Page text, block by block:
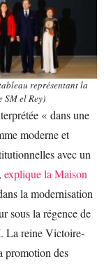
représentant la
SM el Rey)
« dans une
moderne et
avec un
explique la Maison
la modernisation
sous la régence de
La reine Victoire-
promotion des